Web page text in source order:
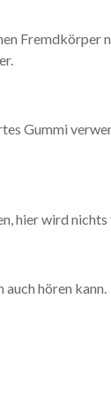
Fremdkörper
Gummi
hier wird
auch hören kann.